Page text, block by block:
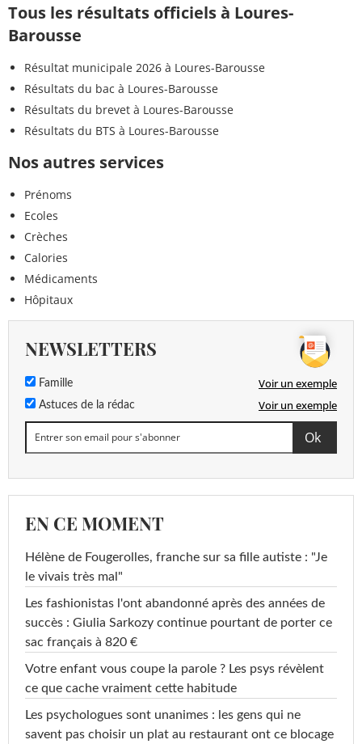
Tous les résultats officiels à Loures-
Barousse
Résultat municipale 2026 à Loures-Barousse
Résultats du bac à Loures-Barousse
Résultats du brevet à Loures-Barousse
Résultats du BTS à Loures-Barousse
Nos autres services
Prénoms
Ecoles
Crèches
Calories
Médicaments
Hôpitaux
NEWSLETTERS
Famille Voir un exemple
Astuces de la rédac Voir un exemple
EN CE MOMENT
Hélène de Fougerolles, franche sur sa fille autiste : "Je
le vivais très mal"
Les fashionistas l'ont abandonné après des années de
succès : Giulia Sarkozy continue pourtant de porter ce
sac français à 820 €
Votre enfant vous coupe la parole ? Les psys révèlent
ce que cache vraiment cette habitude
Les psychologues sont unanimes : les gens qui ne
savent pas choisir un plat au restaurant ont ce blocage